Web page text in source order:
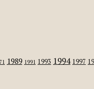
1989 1991 1993 1994 1997